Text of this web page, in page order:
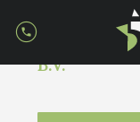
Vijf
B.V.